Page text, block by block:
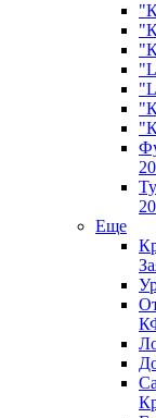
Еще